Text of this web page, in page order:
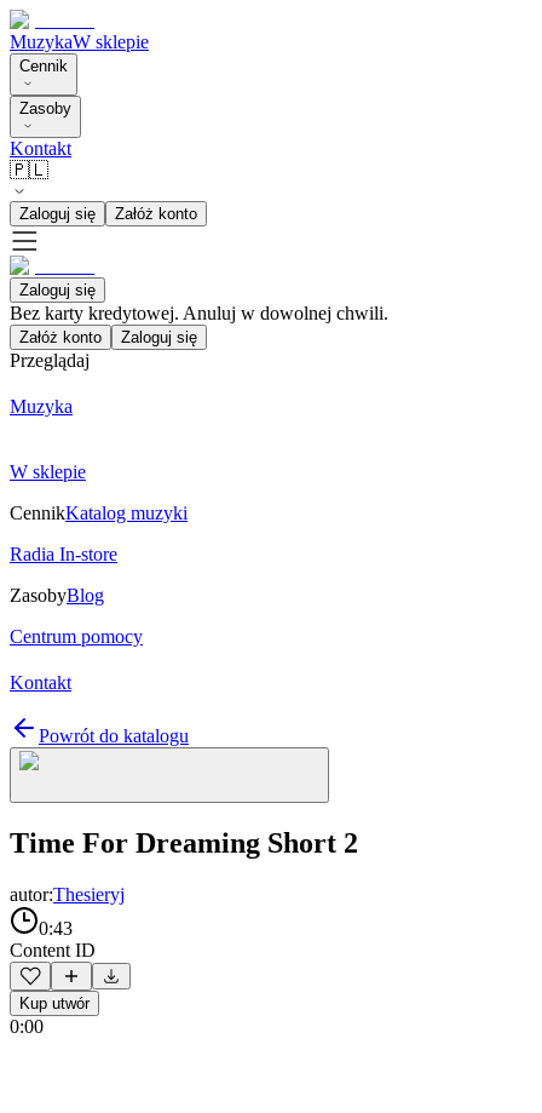
MuzykaW sklepie
Cennik
Zasoby
Kontakt
🇵🇱
Zaloguj się Załóż konto
Zaloguj się
Bez karty kredytowej. Anuluj w dowolnej chwili.
Załóż konto Zaloguj się
Przeglądaj
Muzyka
W sklepie
CennikKatalog muzyki
Radia In-store
ZasobyBlog
Centrum pomocy
Kontakt
Powrót do katalogu
Time For Dreaming Short 2
autor:Thesieryj
0:43
Content ID
Kup utwór
0:00